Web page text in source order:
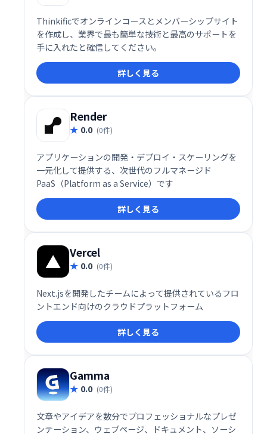
Thinkificでオンラインコースとメンバーシップサイト
を作成し、業界で最も簡単な技術と最高のサポートを
手に入れたと確信してください。
詳しく見る
Render
0.0 (0件)
アプリケーションの開発・デプロイ・スケーリングを
一元化して提供する、次世代のフルマネージド
PaaS（Platform as a Service）です
詳しく見る
Vercel
0.0 (0件)
Next.jsを開発したチームによって提供されているフロ
ントエンド向けのクラウドプラットフォーム
詳しく見る
Gamma
0.0 (0件)
文章やアイデアを数分でプロフェッショナルなプレゼ
ンテーション、ウェブページ、ドキュメント、ソーシ